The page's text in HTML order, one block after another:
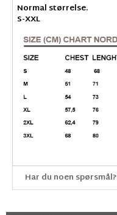
Normal størrelse.
S-XXL
Har du noen spørsmål?